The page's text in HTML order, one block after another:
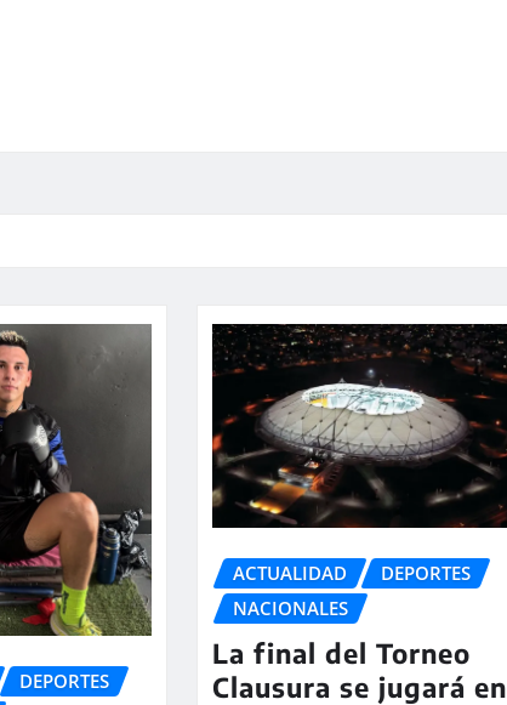
DEPORTES
ACTUALIDAD
DEPORTES
NACIONALES
La final del Torneo
Clausura se jugará en